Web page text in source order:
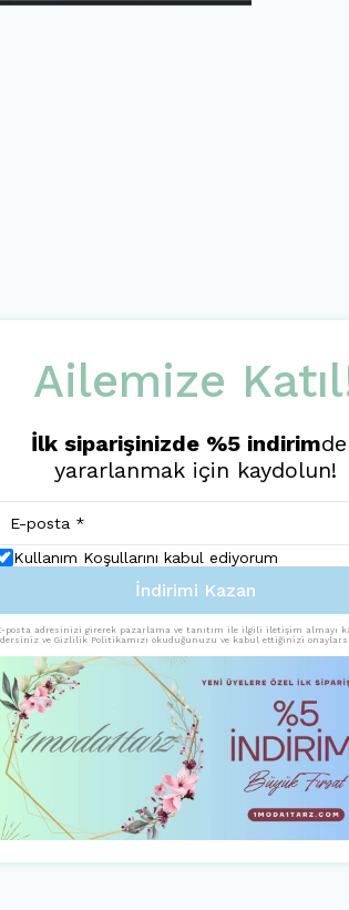
Ürün Açıklaması
ve zarafeti ön planda tutan özel tasarım
vurgulayan bir görünüm sunar.; - Orta
- Fermuarlı kapama şekli ile pratik
giyilebilir ve iç göstermez; böylece
dikkat çekici detaylardan
her tür aksesuarla kolayca
gelir; ekstra eşya taşıma derdi olmadan
bu elbise, gardrobunuzda yerini almayı
malzemelerden üretilmiştir.; - Kaplı
Ailemize
İlk siparişinizde %5 indirim
yararlanmak için kaydolun!
Kullanım Koşullarını kabul ediyorum
İndirimi Kazan
posta adresinizi girerek pazarlama ve tanıtım ile ilgili iletişim almayı
ve Gizlilik Politikamızı okuduğunuzu ve kabul ettiğinizi